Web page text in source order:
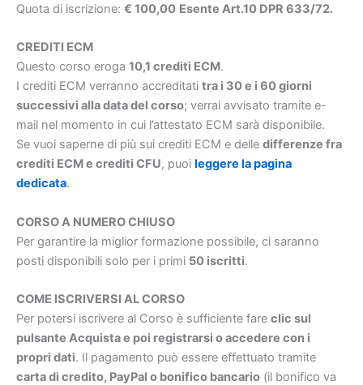
Quota di iscrizione: € 100,00 Esente Art.10 DPR 633/72.
CREDITI ECM
Questo corso eroga 10,1 crediti ECM.
I crediti ECM verranno accreditati tra i 30 e i 60 giorni
successivi alla data del corso; verrai avvisato tramite e-
mail nel momento in cui l’attestato ECM sarà disponibile.
Se vuoi saperne di più sui crediti ECM e delle differenze fra
crediti ECM e crediti CFU, puoi leggere la pagina
dedicata.
CORSO A NUMERO CHIUSO
Per garantire la miglior formazione possibile, ci saranno
posti disponibili solo per i primi 50 iscritti.
COME ISCRIVERSI AL CORSO
Per potersi iscrivere al Corso è sufficiente fare clic sul
pulsante Acquista e poi registrarsi o accedere con i
propri dati. Il pagamento può essere effettuato tramite
carta di credito, PayPal o bonifico bancario (il bonifico va